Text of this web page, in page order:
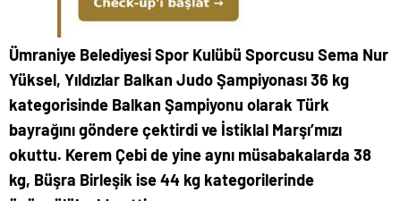
Ümraniye Belediyesi Spor Kulübü Sporcusu Sema Nur
Yüksel, Yıldızlar Balkan Judo Şampiyonası 36 kg
kategorisinde Balkan Şampiyonu olarak Türk
bayrağını göndere çektirdi ve İstiklal Marşı’mızı
okuttu. Kerem Çebi de yine aynı müsabakalarda 38
kg, Büşra Birleşik ise 44 kg kategorilerinde